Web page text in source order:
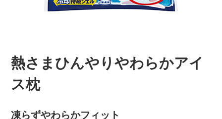
熱さまひんやりやわらかアイ
ス枕
凍らずやわらかフィット